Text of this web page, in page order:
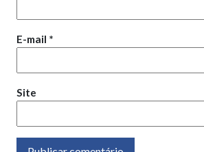
E-mail *
Site